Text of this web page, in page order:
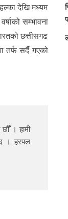
देखि मध्यम
सम्भावना
छत्तीसगढ
तर्फ सर्दै गएको
। हामी
। हरपल